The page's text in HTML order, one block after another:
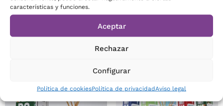
características y funciones.
Aceptar
Rechazar
Configurar
Política de cookiesPolítica de privacidadAviso legal
PRODUCTOS RELACIONADOS